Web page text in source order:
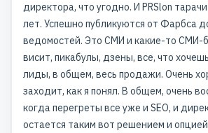
директора, что угодно. И PRSlon
лет. Успешно публикуются от Фарбса
ведомостей. Это СМИ и какие-то СМИ-
висит, пикабулы, дзены, все, что
лиды, в общем, весь продажи. Очень
заходит, как я понял. В общем, очень
когда перегреты все уже и SEO, и
остается таким вот решением и